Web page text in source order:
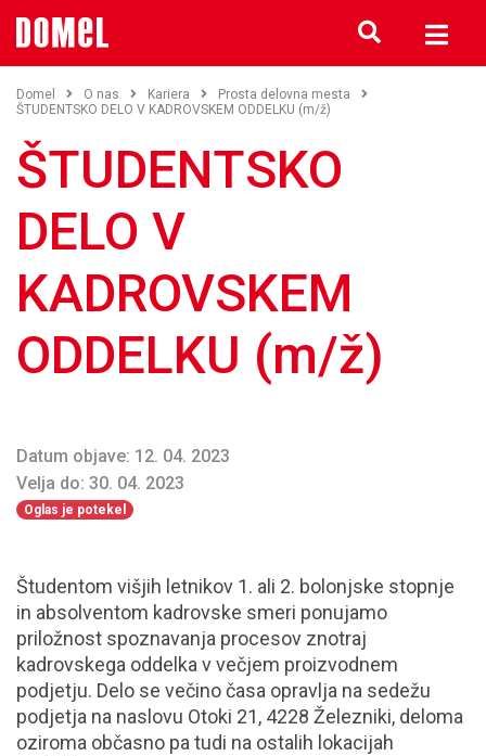
Domel O nas Kariera
Prosta delovna mesta
ŠTUDENTSKO DELO V KADROVSKEM ODDELKU (m/ž)
ŠTUDENTSKO
DELO V
KADROVSKEM
ODDELKU (m/ž)
Datum objave: 12. 04. 2023
Velja do: 30. 04. 2023
Oglas je potekel
Študentom višjih letnikov 1. ali 2. bolonjske stopnje
in absolventom kadrovske smeri ponujamo
priložnost spoznavanja procesov znotraj
kadrovskega oddelka v večjem proizvodnem
podjetju. Delo se večino časa opravlja na sedežu
podjetja na naslovu Otoki 21, 4228 Železniki, deloma
oziroma občasno pa tudi na ostalih lokacijah